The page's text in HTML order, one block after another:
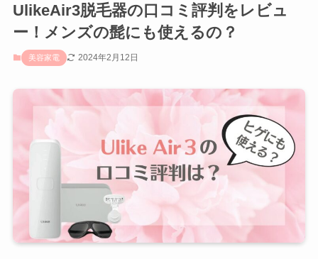
UlikeAir3脱毛器の口コミ評判をレビュ
ー！メンズの髭にも使えるの？
美容家電 2024年2月12日